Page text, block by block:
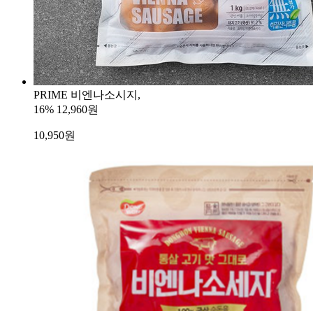
PRIME 비엔나소시지,
16% 12,960원
10,950원